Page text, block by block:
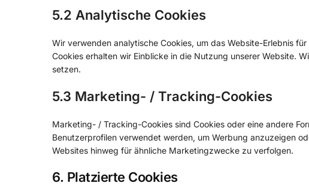
5.2 Analytische Cookies
Wir verwenden analytische Cookies, um das Website-Erlebnis
Cookies erhalten wir Einblicke in die Nutzung unserer Website.
setzen.
5.3 Marketing- / Tracking-Cookies
Marketing- / Tracking-Cookies sind Cookies oder eine andere
Benutzerprofilen verwendet werden, um Werbung anzuzeigen
Websites hinweg für ähnliche Marketingzwecke zu verfolgen.
6. Platzierte Cookies